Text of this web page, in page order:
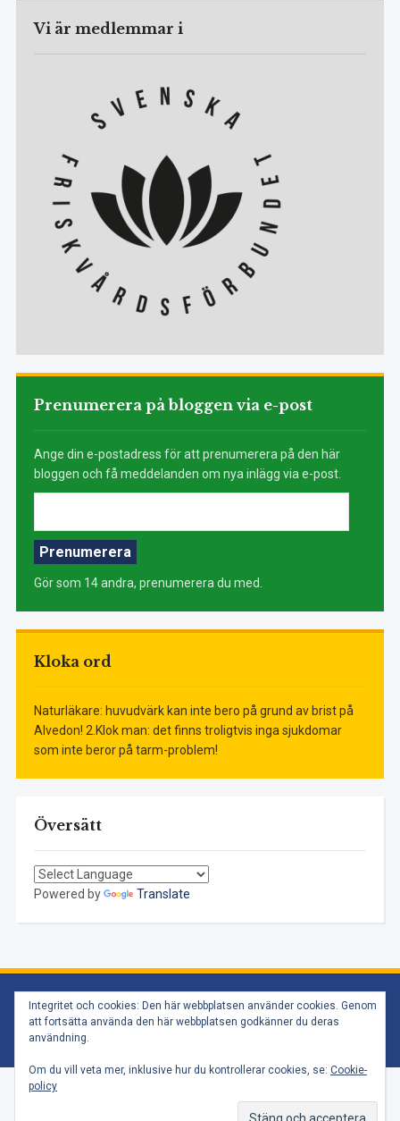
Vi är medlemmar i
Prenumerera på bloggen via e-post
Ange din e-postadress för att prenumerera på den här
bloggen och få meddelanden om nya inlägg via e-post.
Prenumerera
Gör som 14 andra, prenumerera du med.
Kloka ord
Naturläkare: huvudvärk kan inte bero på grund av brist på
Alvedon! 2.Klok man: det finns troligtvis inga sjukdomar
som inte beror på tarm-problem!
Översätt
Powered by Translate
Copyright © 2026 CNM Massage
Integritet och cookies: Den här webbplatsen använder cookies. Genom
att fortsätta använda den här webbplatsen godkänner du deras
användning.
Om du vill veta mer, inklusive hur du kontrollerar cookies, se: Cookie-
policy